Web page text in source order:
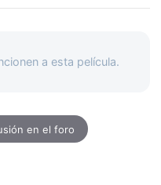
a esta película.
en el foro